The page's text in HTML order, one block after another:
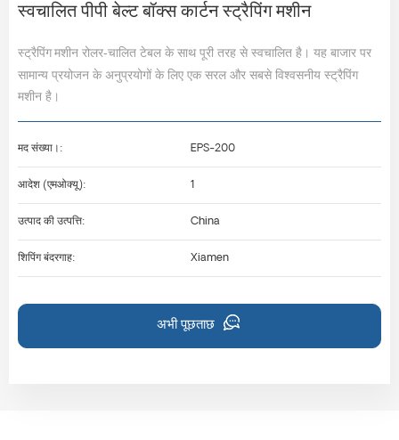
स्वचालित पीपी बेल्ट बॉक्स कार्टन स्ट्रैपिंग मशीन
स्ट्रैपिंग मशीन रोलर-चालित टेबल के साथ पूरी तरह से स्वचालित है। यह बाजार पर
सामान्य प्रयोजन के अनुप्रयोगों के लिए एक सरल और सबसे विश्वसनीय स्ट्रैपिंग
मशीन है।
मद संख्या।: EPS-200
आदेश (एमओक्यू): 1
उत्पाद की उत्पत्ति: China
शिपिंग बंदरगाह: Xiamen
अभी पूछताछ